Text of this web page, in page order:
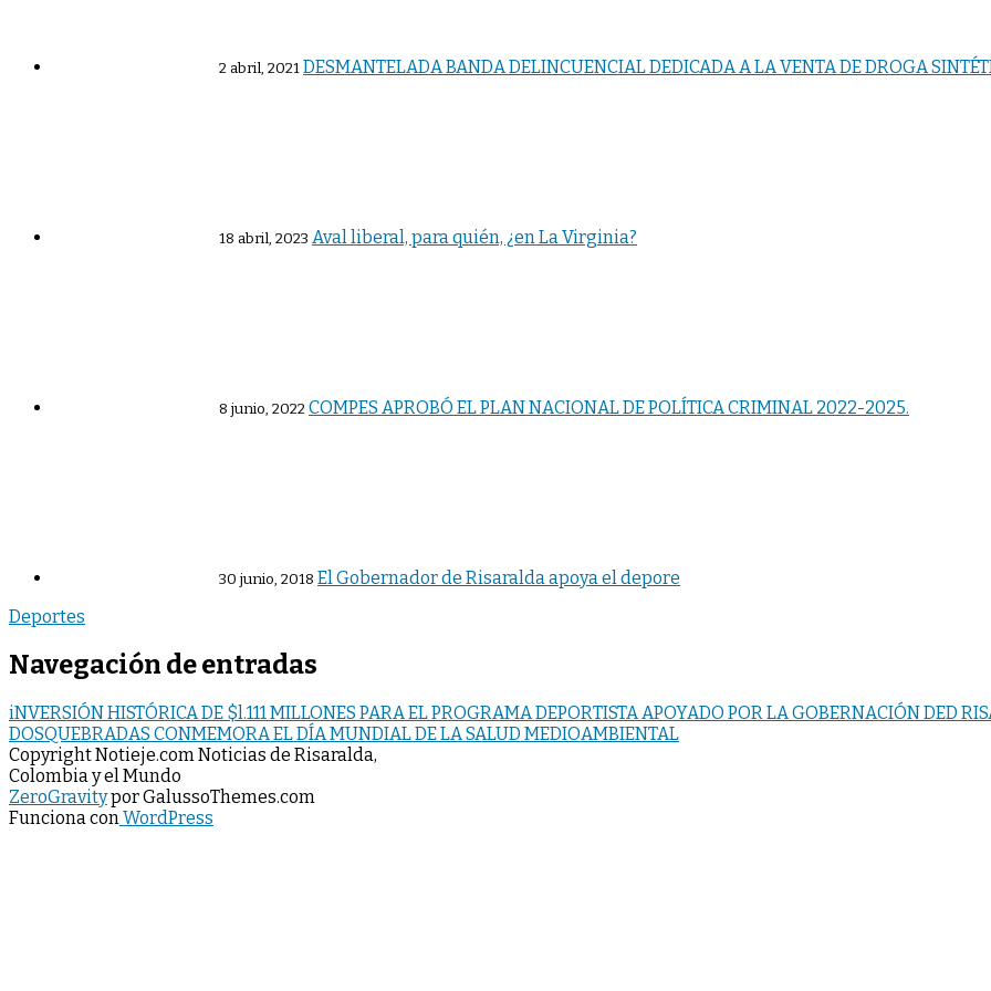
2 abril, 2021DESMANTELADA BANDA DELINCUENCIAL DEDICADA A LA VENTA DE DROGA
18 abril, 2023 Aval liberal, para quién, ¿en La Virginia?
8 junio, 2022COMPES APROBÓ EL PLAN NACIONAL DE POLÍTICA CRIMINAL 2022-2025.
30 junio, 2018 El Gobernador de Risaralda apoya el depore
Deportes
Navegación de entradas
iNVERSIÓN HISTÓRICA DE $l.111 MILLONES PARA EL PROGRAMA DEPORTISTA APOYADO POR LA GOBERNACIÓN DED
DOSQUEBRADAS CONMEMORA EL DÍA MUNDIAL DE LA SALUD MEDIOAMBIENTAL
Copyright Notieje.com Noticias de Risaralda,
Colombia y el Mundo
ZeroGravitypor GalussoThemes.com
Funciona conWordPress